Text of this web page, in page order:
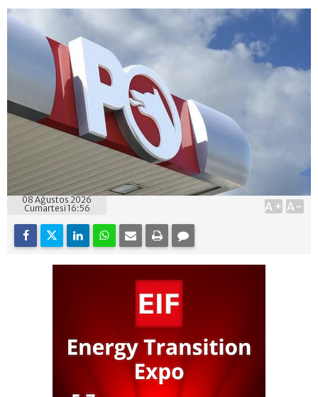
08 Ağustos 2026
Cumartesi 16:56
A+ A-